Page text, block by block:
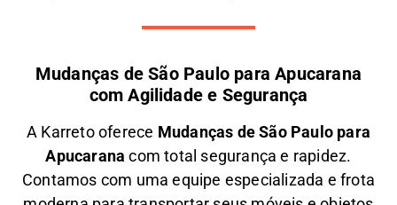
Mudanças de São Paulo para Apucarana
com Agilidade e Segurança
A Karretooferece Mudanças de São Paulo para
Apucarana com total segurança e rapidez.
Contamos com uma equipe especializada e frota